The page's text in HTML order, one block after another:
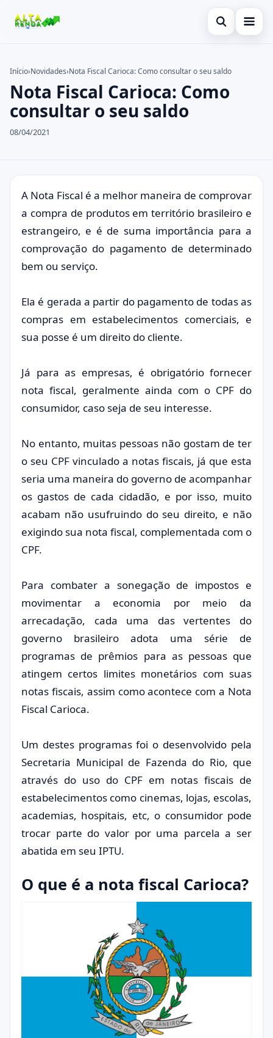
Abrir busca
Cartão de Crédito
Novidades
Buscar no site
Buscar por:
Pressione Enter para buscar ou ESC para fechar.
Início›Novidades›Nota Fiscal Carioca: Como consultar o seu saldo
Nota Fiscal Carioca: Como
consultar o seu saldo
08/04/2021
A Nota Fiscal é a melhor maneira de comprovar
a compra de produtos em território brasileiro e
estrangeiro, e é de suma importância para a
comprovação do pagamento de determinado
bem ou serviço.
Ela é gerada a partir do pagamento de todas as
compras em estabelecimentos comerciais, e
sua posse é um direito do cliente.
Já para as empresas, é obrigatório fornecer
nota fiscal, geralmente ainda com o CPF do
consumidor, caso seja de seu interesse.
No entanto, muitas pessoas não gostam de ter
o seu CPF vinculado a notas fiscais, já que esta
seria uma maneira do governo de acompanhar
os gastos de cada cidadão, e por isso, muito
acabam não usufruindo do seu direito, e não
exigindo sua nota fiscal, complementada com o
CPF.
Para combater a sonegação de impostos e
movimentar a economia por meio da
arrecadação, cada uma das vertentes do
governo brasileiro adota uma série de
programas de prêmios para as pessoas que
atingem certos limites monetários com suas
notas fiscais, assim como acontece com a Nota
Fiscal Carioca.
Um destes programas foi o desenvolvido pela
Secretaria Municipal de Fazenda do Rio, que
através do uso do CPF em notas fiscais de
estabelecimentos como cinemas, lojas, escolas,
academias, hospitais, etc, o consumidor pode
trocar parte do valor por uma parcela a ser
abatida em seu IPTU.
O que é a nota fiscal Carioca?